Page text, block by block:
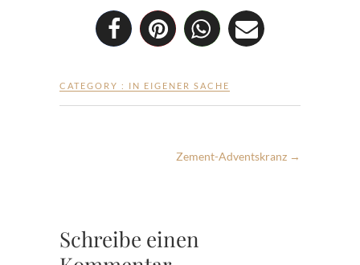
CATEGORY : IN EIGENER SACHE
Zement-Adventskranz →
Schreibe einen